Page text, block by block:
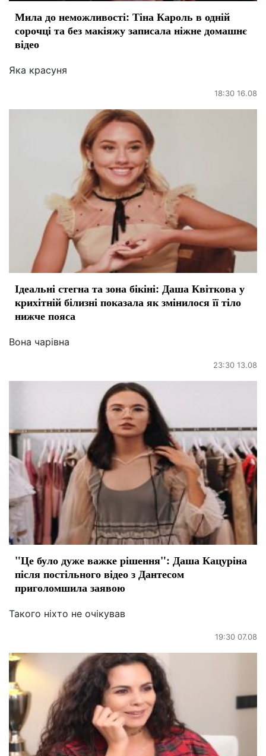
Мила до неможливості: Тіна Кароль в одній
сорочці та без макіяжу записала ніжне домашнє
відео
Яка красуня
18:30 16.08
Ідеальні стегна та зона бікіні: Даша Квіткова у
крихітній білизні показала як змінилося її тіло
нижче пояса
Вона чарівна
23:30 13.08
"Це було дуже важке рішення": Даша Кацуріна
після постільного відео з Дантесом
приголомшила заявою
Такого ніхто не очікував
19:30 07.08